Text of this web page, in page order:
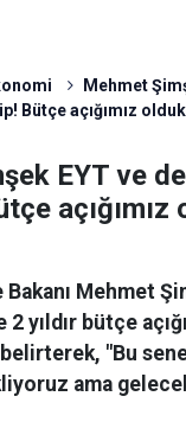
Mehmet
Bütçe açığımız
EYT ve
açığımız
Bakanı Mehmet
yıldır bütçe
"Bu sene
ama